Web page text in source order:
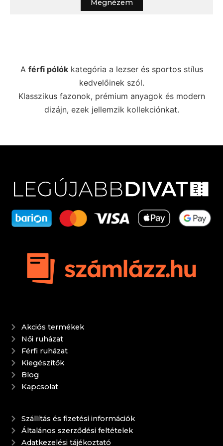
Megnézem
A férfi pólókkategória a lezser és sportos stílus
kedvelőinek szól.
Klasszikus fazonok, prémium anyagok és modern
dizájn, ezek jellemzik kollekciónkat.
Akciós termékek
Női ruházat
Férfi ruházat
Kiegészítők
Blog
Kapcsolat
Szállítás és fizetési információk
Általános szerződési feltételek
Adatkezelési tájékoztató